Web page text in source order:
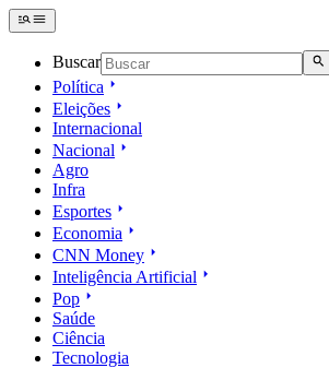
Buscar
Política
Eleições
Internacional
Nacional
Agro
Infra
Esportes
Economia
CNN Money
Inteligência Artificial
Pop
Saúde
Ciência
Tecnologia